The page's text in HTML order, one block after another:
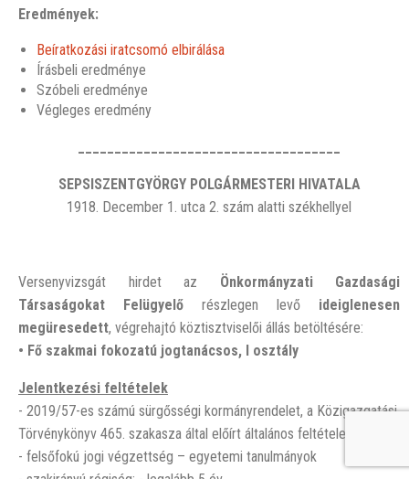
Eredmények:
Beíratkozási iratcsomó elbirálása
Írásbeli eredménye
Szóbeli eredménye
Végleges eredmény
SEPSISZENTGYÖRGY POLGÁRMESTERI HIVATALA
1918. December 1. utca 2. szám alatti székhellyel
Versenyvizsgát hirdet az Önkormányzati Gazdasági
Társaságokat Felügyelő részlegen levő ideiglenesen
megüresedett, végrehajtó köztisztviselői állás betöltésére:
• Fő szakmai fokozatú jogtanácsos, I osztály
Jelentkezési feltételek
- 2019/57-es számú sürgősségi kormányrendelet, a Közigazgatási
Törvénykönyv 465. szakasza által előírt általános feltételek
- felsőfokú jogi végzettség – egyetemi tanulmányok